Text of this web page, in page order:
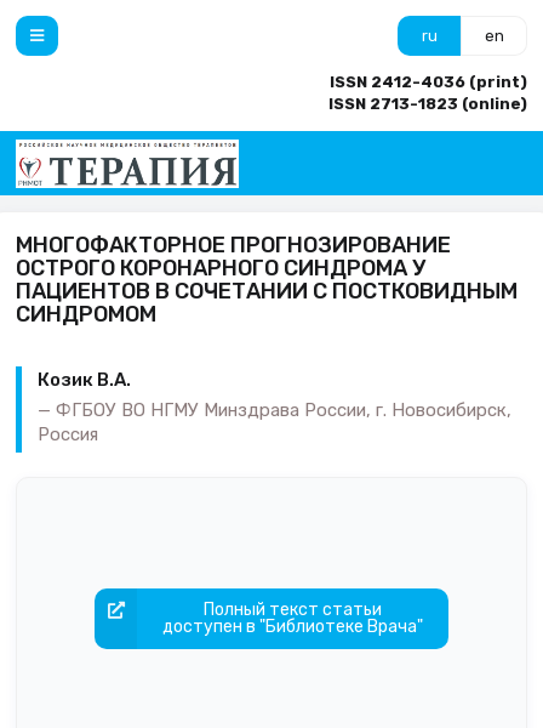
ru en
ISSN 2412-4036 (print)
ISSN 2713-1823 (online)
МНОГОФАКТОРНОЕ ПРОГНОЗИРОВАНИЕ
ОСТРОГО КОРОНАРНОГО СИНДРОМА У
ПАЦИЕНТОВ В СОЧЕТАНИИ С ПОСТКОВИДНЫМ
СИНДРОМОМ
Козик В.А.
ФГБОУ ВО НГМУ Минздрава России, г. Новосибирск,
Россия
Полный текст статьи
доступен в "Библиотеке Врача"